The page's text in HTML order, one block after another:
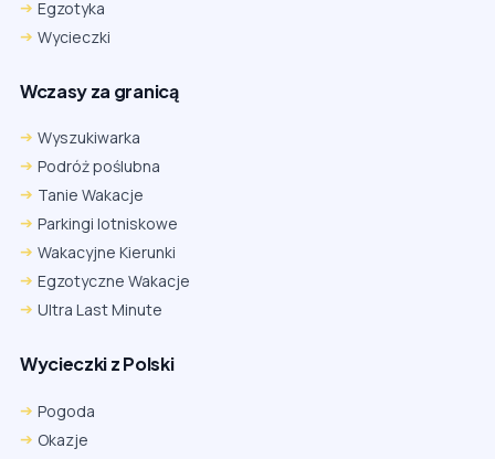
Egzotyka
Wycieczki
Wczasy za granicą
Wyszukiwarka
Podróż poślubna
Tanie Wakacje
Parkingi lotniskowe
Wakacyjne Kierunki
Egzotyczne Wakacje
Ultra Last Minute
Wycieczki z Polski
Pogoda
Okazje